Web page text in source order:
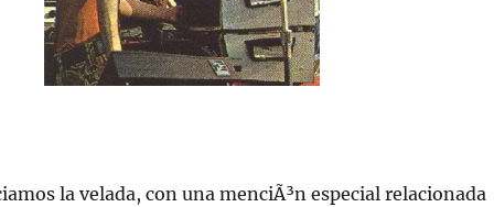
la velada, con una menciÃ³n especial relacionada